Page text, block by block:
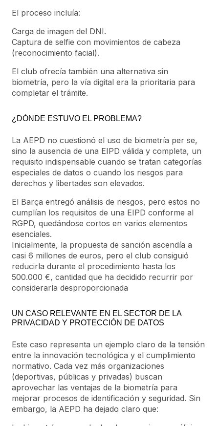
El proceso incluía:
Carga de imagen del DNI.
Captura de selfie con movimientos de cabeza
(reconocimiento facial).
El club ofrecía también una alternativa sin
biometría, pero la vía digital era la prioritaria para
completar el trámite.
¿DÓNDE ESTUVO EL PROBLEMA?
La AEPD no cuestionó el uso de biometría per se,
sino la ausencia de una EIPD válida y completa, un
requisito indispensable cuando se tratan categorías
especiales de datos o cuando los riesgos para
derechos y libertades son elevados.
El Barça entregó análisis de riesgos, pero estos no
cumplían los requisitos de una EIPD conforme al
RGPD, quedándose cortos en varios elementos
esenciales.
Inicialmente, la propuesta de sanción ascendía a
casi 6 millones de euros, pero el club consiguió
reducirla durante el procedimiento hasta los
500.000 €, cantidad que ha decidido recurrir por
considerarla desproporcionada
UN CASO RELEVANTE EN EL SECTOR DE LA
PRIVACIDAD Y PROTECCIÓN DE DATOS
Este caso representa un ejemplo claro de la tensión
entre la innovación tecnológica y el cumplimiento
normativo. Cada vez más organizaciones
(deportivas, públicas y privadas) buscan
aprovechar las ventajas de la biometría para
mejorar procesos de identificación y seguridad. Sin
embargo, la AEPD ha dejado claro que: